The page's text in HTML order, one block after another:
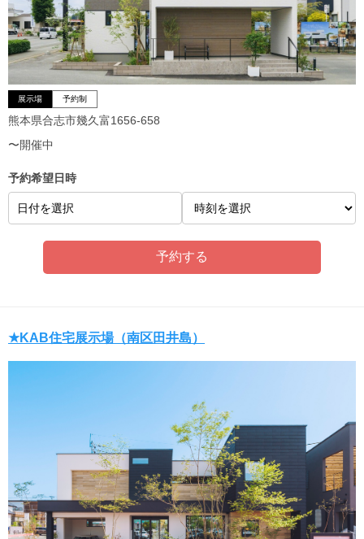
展示場 予約制
熊本県合志市幾久富1656-658
〜開催中
予約希望日時
日付を選択
★KAB住宅展示場（南区田井島）